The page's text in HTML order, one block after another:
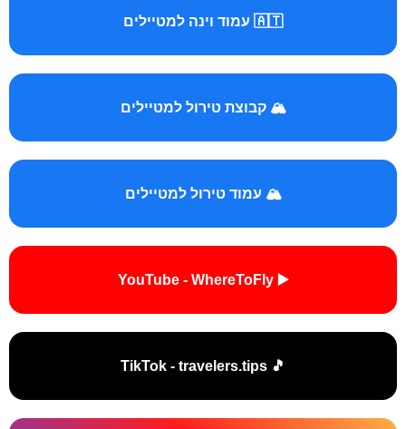
🇦🇹 עמוד וינה למטיילים
🏔️ קבוצת טירול למטיילים
🏔️ עמוד טירול למטיילים
▶️ YouTube - WhereToFly
🎵 TikTok - travelers.tips